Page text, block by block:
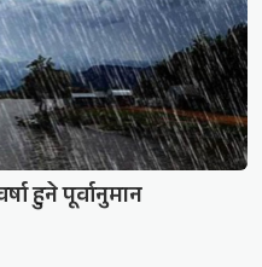
हुने पूर्वानुमान